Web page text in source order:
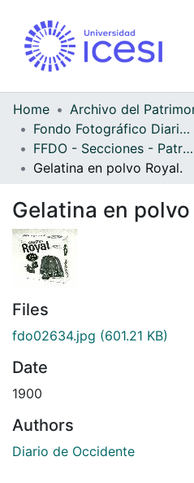
Home
Fondo Fotográfico Diario Occidente
FFDO - Secciones - Patrimonial
Gelatina en polvo Royal.
Gelatina en polvo
Files
fdo02634.jpg (601.21 KB)
Date
1900
Authors
Diario de Occidente